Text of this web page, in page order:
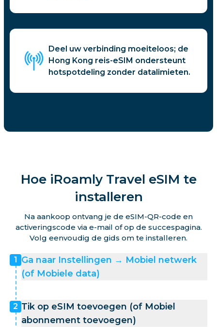
Deel uw verbinding moeiteloos; de
Hong Kong reis-eSIM ondersteunt
hotspotdeling zonder datalimieten.
Hoe iRoamly Travel eSIM te
installeren
Na aankoop ontvang je de eSIM-QR-code en
activeringscode via e-mail of op de succespagina.
Volg eenvoudig de gids om te installeren.
1 Ga naar Instellingen → Mobiel netwerk
(of Mobiele data)
2 Tik op eSIM toevoegen (of Mobiel
abonnement toevoegen)